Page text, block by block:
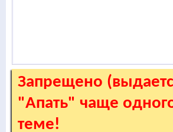
Запрещено
"Апать" чаще
теме!